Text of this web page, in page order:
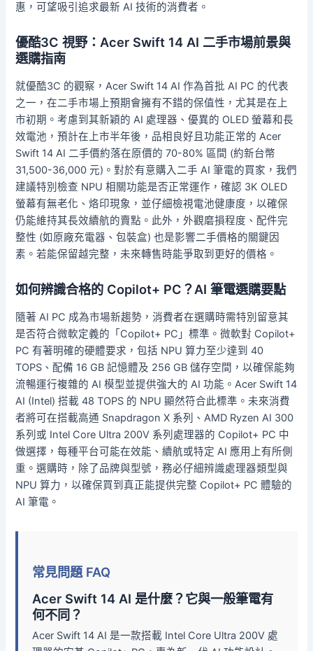
惠，可望吸引追求最新 AI 技術的消費者。
優酷3C 視野：Acer Swift 14 AI 二手市場前景與
選購指南
就優酷3C 的觀察，Acer Swift 14 AI 作為首批 AI PC 的代表
之一，在二手市場上預期會擁有不錯的保值性，尤其是在上
市初期。考慮到其新穎的 AI 處理器、優異的 OLED 螢幕和長
效電池，預計在上市半年後，品相良好且功能正常的 Acer
Swift 14 AI 二手價約落在原價的 70-80% 區間 (約新台幣
31,500-36,000 元)。對於有意購入二手 AI 筆電的買家，我們
建議特別檢查 NPU 相關功能是否正常運作，確認 3K OLED
螢幕有無老化、烙印現象，並仔細檢視電池健康度，以確保
仍能維持其長效續航的賣點。此外，外觀磨損程度、配件完
整性 (如原廠充電器、包裝盒) 也是影響二手價格的關鍵因
素。若能保留越完整，未來轉售時能爭取到更好的價格。
如何辨識合格的 Copilot+ PC？AI 筆電選購要點
隨著 AI PC 成為市場新趨勢，消費者在選購時需特別留意其
是否符合微軟定義的「Copilot+ PC」標準。微軟對 Copilot+
PC 有著明確的硬體要求，包括 NPU 算力至少達到 40
TOPS、配備 16 GB 記憶體及 256 GB 儲存空間，以確保能夠
流暢運行複雜的 AI 模型並提供強大的 AI 功能。Acer Swift 14
AI (Intel) 搭載 48 TOPS 的 NPU 顯然符合此標準。未來消費
者將可在搭載高通 Snapdragon X 系列、AMD Ryzen AI 300
系列或 Intel Core Ultra 200V 系列處理器的 Copilot+ PC 中
做選擇，每種平台可能在效能、續航或特定 AI 應用上有所側
重。選購時，除了品牌與型號，務必仔細辨識處理器類型與
NPU 算力，以確保買到真正能提供完整 Copilot+ PC 體驗的
AI 筆電。
常見問題 FAQ
Acer Swift 14 AI 是什麼？它與一般筆電有
何不同？
Acer Swift 14 AI 是一款搭載 Intel Core Ultra 200V 處